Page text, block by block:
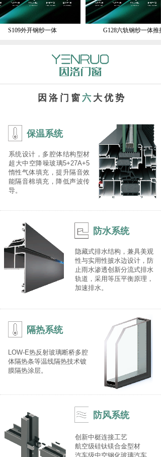
S109外开钢纱一体 G128六轨钢纱一体推拉
因洛门窗 六 大优势
LOW-E热反射玻璃断桥多腔
体隔热条等温线隔热技术镀
膜隔热涂层。
隔热系统
隐藏式排水结构，兼具美观
性与实用性披水边设计，防
止雨水渗透创新分流式排水
轨道，采用等压平衡原理，
加速排水。
防水系统
保温系统
系统设计，多腔体结构型材
超大中空降噪玻璃5+27A+5
惰性气体填充，提升隔音效
能隔音棉填充，降低声波传
导。
防风系统
创新中梃连接工艺
航空级硅钛镁合金型材
汽车级中空钢化玻璃汽车